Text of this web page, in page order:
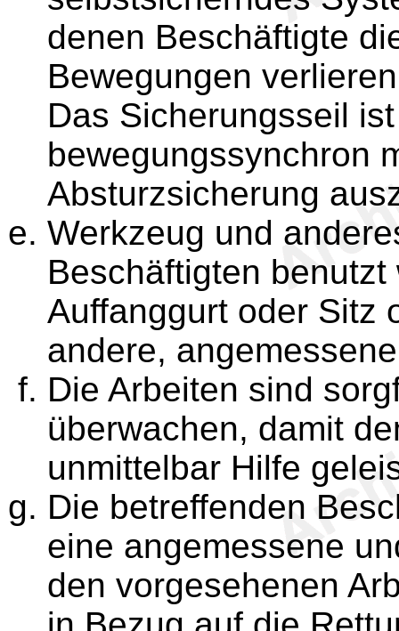
denen Beschäftigte
Bewegungen
Das Sicherungsseil
bewegungssynchron
Absturzsicherung
Werkzeug und
Beschäftigten
Auffanggurt oder Sitz
andere,
Die Arbeiten sind
überwachen, damit
unmittelbar Hilfe
Die betreffenden
eine angemessene
den vorgesehenen